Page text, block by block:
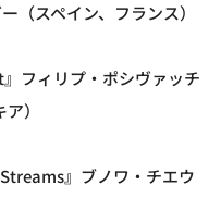
（スペイン、フランス）
フィリプ・ポシヴァッチ
）
』ブノワ・チエウ